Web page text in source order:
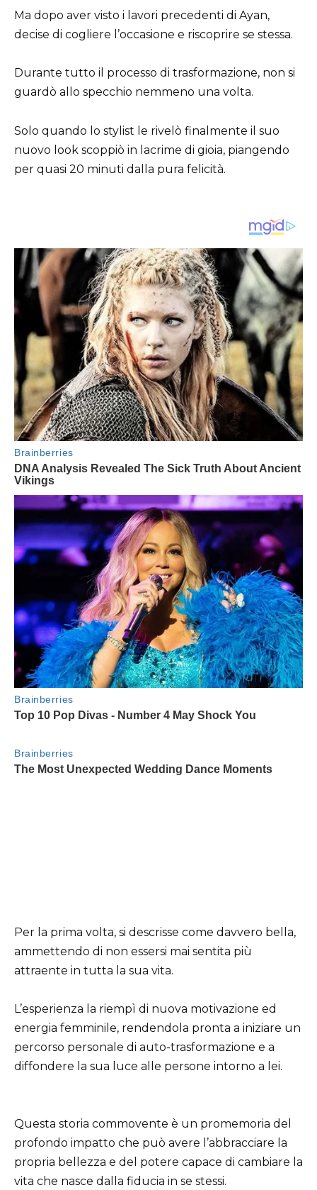
Ma dopo aver visto i lavori precedenti di Ayan,
decise di cogliere l’occasione e riscoprire se stessa.
Durante tutto il processo di trasformazione, non si
guardò allo specchio nemmeno una volta.
Solo quando lo stylist le rivelò finalmente il suo
nuovo look scoppiò in lacrime di gioia, piangendo
per quasi 20 minuti dalla pura felicità.
Per la prima volta, si descrisse come davvero bella,
ammettendo di non essersi mai sentita più
attraente in tutta la sua vita.
L’esperienza la riempì di nuova motivazione ed
energia femminile, rendendola pronta a iniziare un
percorso personale di auto-trasformazione e a
diffondere la sua luce alle persone intorno a lei.
Questa storia commovente è un promemoria del
profondo impatto che può avere l’abbracciare la
propria bellezza e del potere capace di cambiare la
vita che nasce dalla fiducia in se stessi.